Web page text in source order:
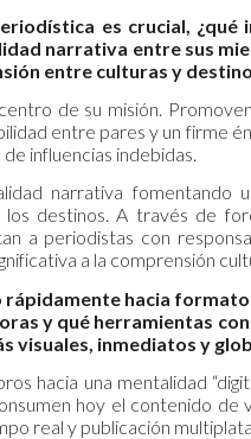
es crucial,
narrativa entre sus
entre culturas y
de su misión.
entre pares y un firme
influencias indebidas.
narrativa fomentando
destinos. A través de
a periodistas con
a la comprensión
hacia
y qué herramientas
visuales, inmediatos y
hacia una mentalidad
hoy el contenido
real y publicación